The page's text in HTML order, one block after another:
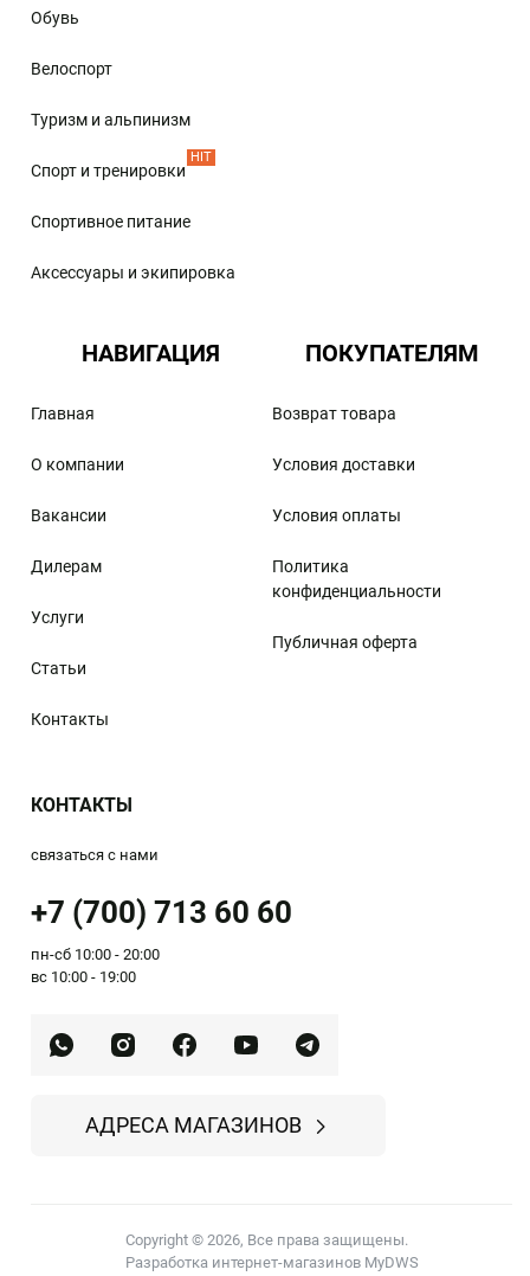
Обувь
Велоспорт
Туризм и альпинизм
Спорт и тренировки
HIT
Спортивное питание
Аксессуары и экипировка
НАВИГАЦИЯ
Главная
О компании
Вакансии
Дилерам
Услуги
Статьи
Контакты
ПОКУПАТЕЛЯМ
Возврат товара
Условия доставки
Условия оплаты
Политика
конфиденциальности
Публичная оферта
КОНТАКТЫ
связаться с нами
+7 (700) 713 60 60
пн-сб 10:00 - 20:00
вс 10:00 - 19:00
АДРЕСА МАГАЗИНОВ
Copyright © 2026, Все права защищены.
Разработка интернет-магазинов MyDWS